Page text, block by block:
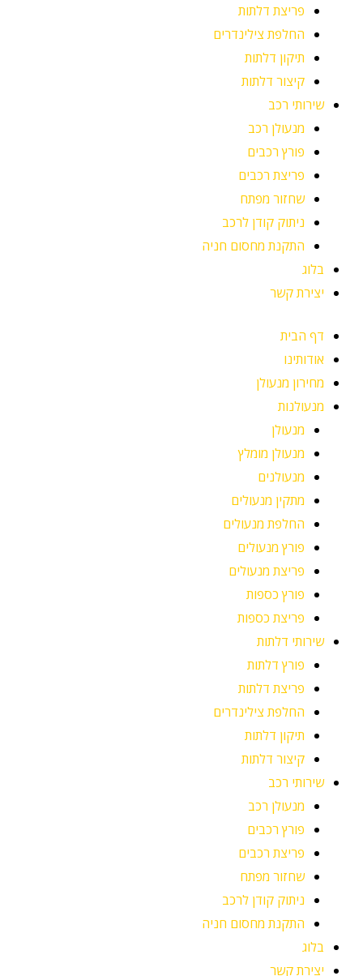
פריצת דלתות
החלפת צילינדרים
תיקון דלתות
קיצור דלתות
שירותי רכב
מנעולן רכב
פורץ רכבים
פריצת רכבים
שחזור מפתח
ניתוק קודן לרכב
התקנת מחסום חניה
בלוג
יצירת קשר
דף הבית
אודותינו
מחירון מנעולן
מנעולנות
מנעולן
מנעולן מומלץ
מנעולנים
מתקין מנעולים
החלפת מנעולים
פורץ מנעולים
פריצת מנעולים
פורץ כספות
פריצת כספות
שירותי דלתות
פורץ דלתות
פריצת דלתות
החלפת צילינדרים
תיקון דלתות
קיצור דלתות
שירותי רכב
מנעולן רכב
פורץ רכבים
פריצת רכבים
שחזור מפתח
ניתוק קודן לרכב
התקנת מחסום חניה
בלוג
יצירת קשר